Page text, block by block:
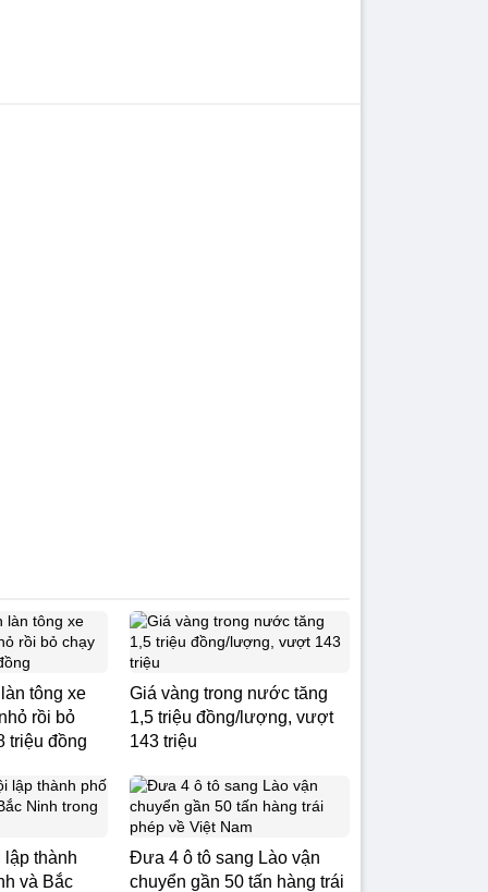
tông xe
rồi bỏ
triệu đồng
Giá vàng trong nước tăng
1,5 triệu đồng/lượng, vượt
143 triệu
lập thành
và Bắc
Đưa 4 ô tô sang Lào vận
chuyển gần 50 tấn hàng trái